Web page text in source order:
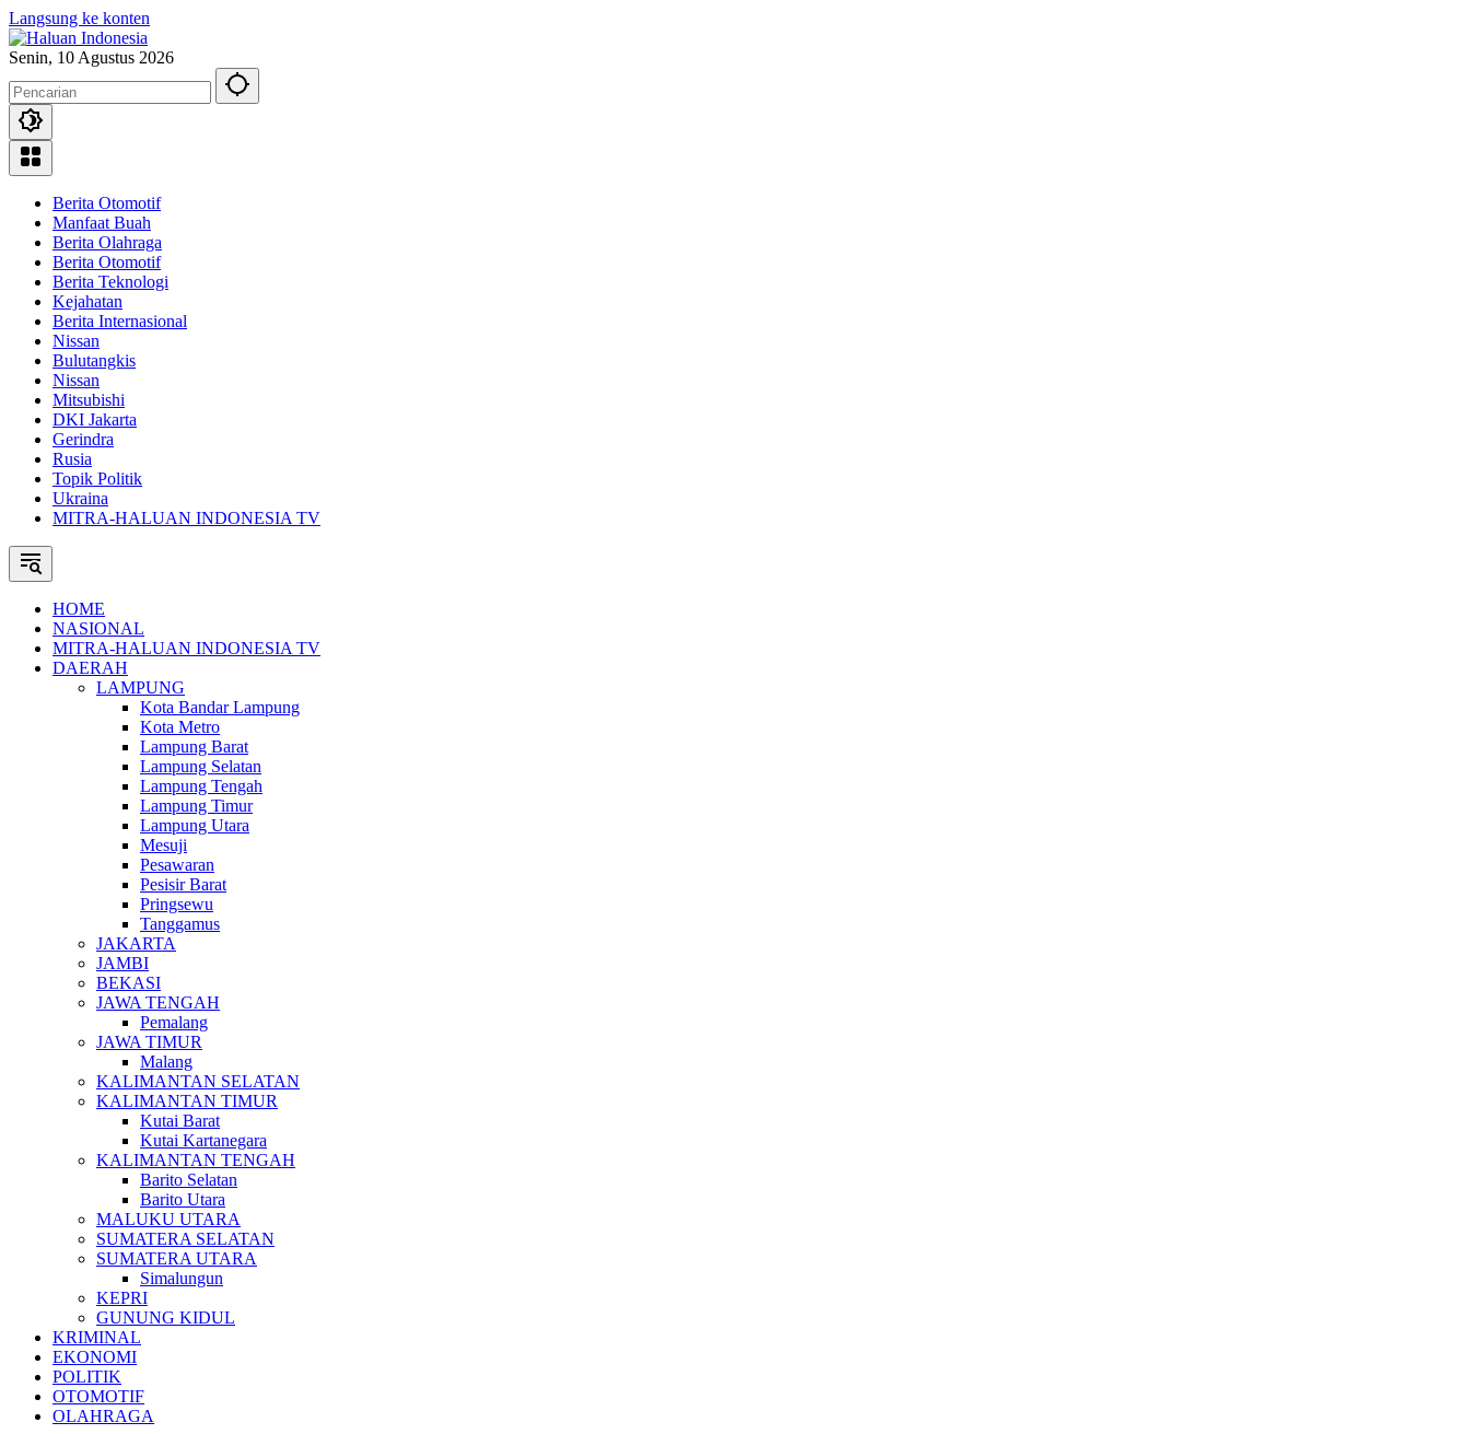
Langsung ke konten
Senin, 10 Agustus 2026
Berita Otomotif
Manfaat Buah
Berita Olahraga
Berita Otomotif
Berita Teknologi
Kejahatan
Berita Internasional
Nissan
Bulutangkis
Nissan
Mitsubishi
DKI Jakarta
Gerindra
Rusia
Topik Politik
Ukraina
MITRA-HALUAN INDONESIA TV
HOME
NASIONAL
MITRA-HALUAN INDONESIA TV
DAERAH
LAMPUNG
Kota Bandar Lampung
Kota Metro
Lampung Barat
Lampung Selatan
Lampung Tengah
Lampung Timur
Lampung Utara
Mesuji
Pesawaran
Pesisir Barat
Pringsewu
Tanggamus
JAKARTA
JAMBI
BEKASI
JAWA TENGAH
Pemalang
JAWA TIMUR
Malang
KALIMANTAN SELATAN
KALIMANTAN TIMUR
Kutai Barat
Kutai Kartanegara
KALIMANTAN TENGAH
Barito Selatan
Barito Utara
MALUKU UTARA
SUMATERA SELATAN
SUMATERA UTARA
Simalungun
KEPRI
GUNUNG KIDUL
KRIMINAL
EKONOMI
POLITIK
OTOMOTIF
OLAHRAGA